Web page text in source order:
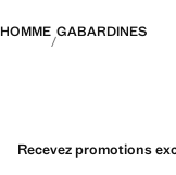
HOMME GABARDINES
Recevez promotions